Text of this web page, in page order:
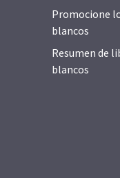
Promocione
blancos
Resumen de
blancos